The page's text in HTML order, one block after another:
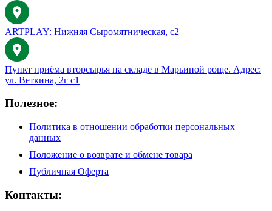
ARTPLAY: Нижняя Сыромятническая, с2
Пункт приёма вторсырья на складе в Марьиной роще. Адрес:
ул. Веткина, 2г с1
Полезное:
Политика в отношении обработки персональных
данных
Положение о возврате и обмене товара
Публичная Оферта
Контакты: